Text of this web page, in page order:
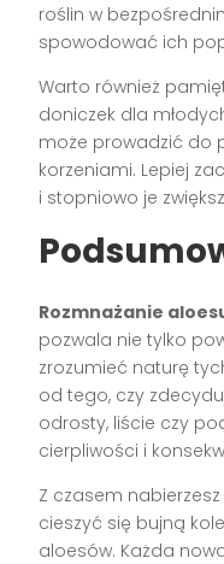
roślin w
spowodować ich
Warto również
doniczek dla
może prowadzić do
korzeniami. Lepiej
i stopniowo je
Rozmnażanie
pozwala nie tylko
zrozumieć naturę
od tego, czy
odrosty, liście czy
cierpliwości i
Z czasem
cieszyć się bujną
aloesów. Każda